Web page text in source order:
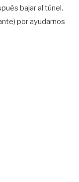
bajar al túnel.
por ayudarnos